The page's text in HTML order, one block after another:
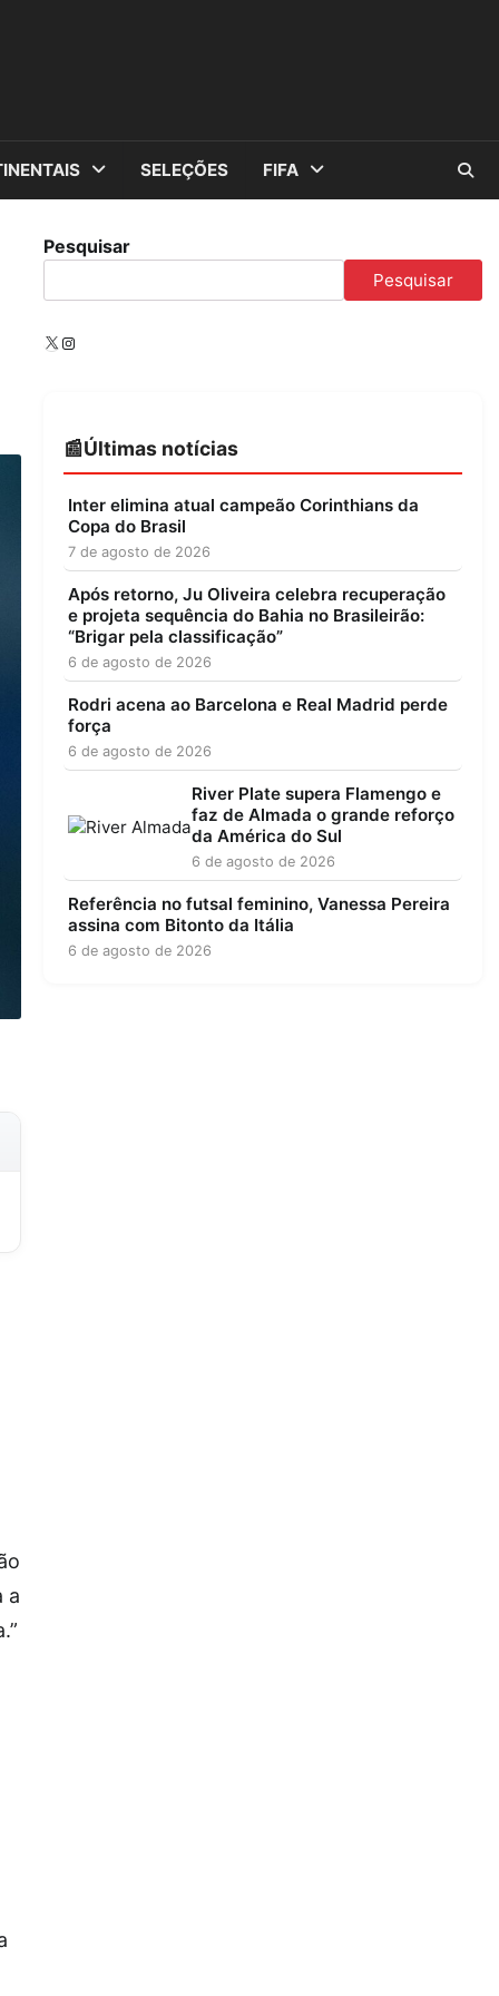
SELEÇÕES FIFA
a
Pesquisar
Pesquisar
X Instagram
Últimas notícias
Inter elimina atual campeão Corinthians da
Copa do Brasil
7 de agosto de 2026
Após retorno, Ju Oliveira celebra recuperação
e projeta sequência do Bahia no Brasileirão:
“Brigar pela classificação”
6 de agosto de 2026
Rodri acena ao Barcelona e Real Madrid perde
força
6 de agosto de 2026
River Plate supera Flamengo e
faz de Almada o grande reforço
da América do Sul
6 de agosto de 2026
Referência no futsal feminino, Vanessa Pereira
assina com Bitonto da Itália
6 de agosto de 2026